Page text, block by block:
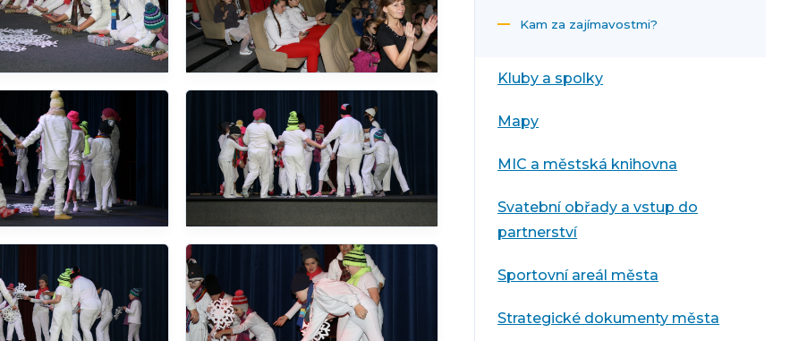
Kam za zajímavostmi?
Kluby a spolky
Mapy
MIC a městská knihovna
Svatební obřady a vstup do
partnerství
Sportovní areál města
Strategické dokumenty města